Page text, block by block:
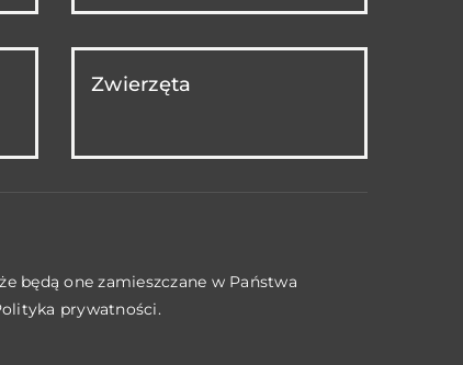
Zwierzęta
będą one zamieszczane w Państwa
prywatności.